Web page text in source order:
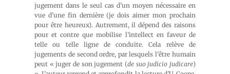
jugement dans le seul cas d’un moyen nécessaire en
vue d’une fin dernière (je dois aimer mon prochain
pour être heureux). Autrement, il dépend des raisons
pour et contre que mobilise l’intellect en faveur de
telle ou telle ligne de conduite. Cela relève de
jugements de second ordre, par lesquels l’être humain
peut « juger de son jugement (de suo judicio judicare)